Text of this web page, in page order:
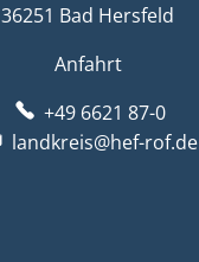
36251 Bad Hersfeld
Anfahrt
+49 6621 87-0
landkreis@hef-rof.de